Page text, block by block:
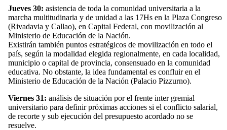
Jueves 30: asistencia de toda la comunidad universitaria a la
marcha multitudinaria y de unidad a las 17Hs en la Plaza Congreso
(Rivadavia y Callao), en Capital Federal, con movilización al
Ministerio de Educación de la Nación.
Existirán también puntos estratégicos de movilización en todo el
país, según la modalidad elegida regionalmente, en cada localidad,
municipio o capital de provincia, consensuado en la comunidad
educativa. No obstante, la idea fundamental es confluir en el
Ministerio de Educación de la Nación (Palacio Pizzurno).
Viernes 31: análisis de situación por el frente inter gremial
universitario para definir próximas acciones si el conflicto salarial,
de recorte y sub ejecución del presupuesto acordado no se
resuelve.